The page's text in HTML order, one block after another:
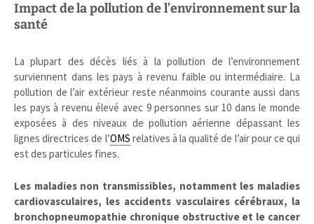
Impact de la pollution de l’environnement sur la
santé
La plupart des décès liés à la pollution de l’environnement
surviennent dans les pays à revenu faible ou intermédiaire. La
pollution de l’air extérieur reste néanmoins courante aussi dans
les pays à revenu élevé avec 9 personnes sur 10 dans le monde
exposées à des niveaux de pollution aérienne dépassant les
lignes directrices de l’OMS relatives à la qualité de l’air pour ce qui
est des particules fines.
Les maladies non transmissibles, notamment les maladies
cardiovasculaires, les accidents vasculaires cérébraux, la
bronchopneumopathie chronique obstructive et le cancer